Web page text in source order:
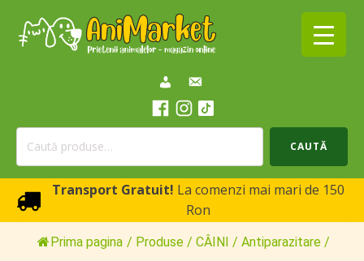
Caută
CAUTĂ
Transport Gratuit! La comenzi mai mari de 150
Ron
Prima pagina / Produse / CÂINI / Antiparazitare /